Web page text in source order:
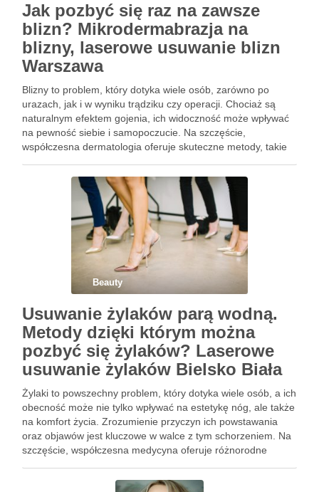
Jak pozbyć się raz na zawsze
blizn? Mikrodermabrazja na
blizny, laserowe usuwanie blizn
Warszawa
Blizny to problem, który dotyka wiele osób, zarówno po
urazach, jak i w wyniku trądziku czy operacji. Chociaż są
naturalnym efektem gojenia, ich widoczność może wpływać
na pewność siebie i samopoczucie. Na szczęście,
współczesna dermatologia oferuje skuteczne metody, takie
znacząco poprawić wygląd …
Beauty
Usuwanie żylaków parą wodną.
Metody dzięki którym można
pozbyć się żylaków? Laserowe
usuwanie żylaków Bielsko Biała
Żylaki to powszechny problem, który dotyka wiele osób, a ich
obecność może nie tylko wpływać na estetykę nóg, ale także
na komfort życia. Zrozumienie przyczyn ich powstawania
oraz objawów jest kluczowe w walce z tym schorzeniem. Na
szczęście, współczesna medycyna oferuje różnorodne